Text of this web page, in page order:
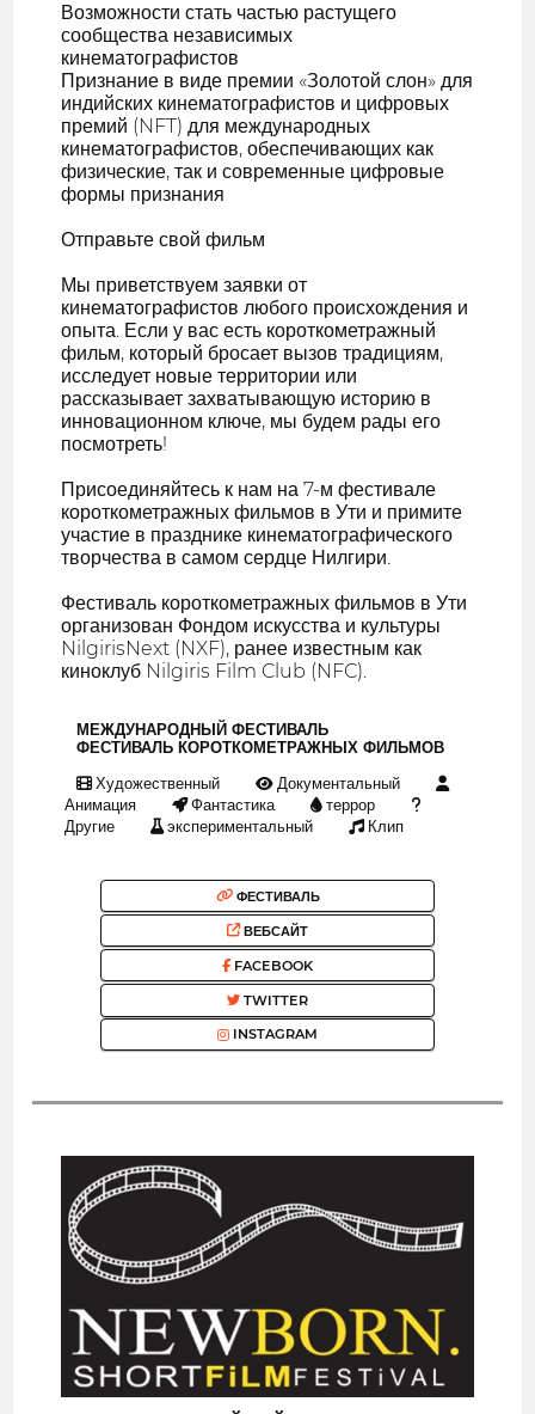
Возможности стать частью растущего
сообщества независимых
кинематографистов
Признание в виде премии «Золотой слон» для
индийских кинематографистов и цифровых
премий (NFT) для международных
кинематографистов, обеспечивающих как
физические, так и современные цифровые
формы признания
Отправьте свой фильм
Мы приветствуем заявки от
кинематографистов любого происхождения и
опыта. Если у вас есть короткометражный
фильм, который бросает вызов традициям,
исследует новые территории или
рассказывает захватывающую историю в
инновационном ключе, мы будем рады его
посмотреть!
Присоединяйтесь к нам на 7-м фестивале
короткометражных фильмов в Ути и примите
участие в празднике кинематографического
творчества в самом сердце Нилгири.
Фестиваль короткометражных фильмов в Ути
организован Фондом искусства и культуры
NilgirisNext (NXF), ранее известным как
киноклуб Nilgiris Film Club (NFC).
МЕЖДУНАРОДНЫЙ ФЕСТИВАЛЬ
ФЕСТИВАЛЬ КОРОТКОМЕТРАЖНЫХ ФИЛЬМОВ
Художественный
Документальный
Анимация
Фантастика
террор
Другие
экспериментальный Клип
ФЕСТИВАЛЬ
ВЕБСАЙТ
FACEBOOK
TWITTER
INSTAGRAM